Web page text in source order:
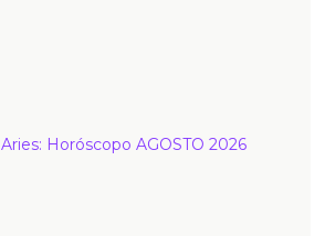
Aries: Horóscopo AGOSTO 2026